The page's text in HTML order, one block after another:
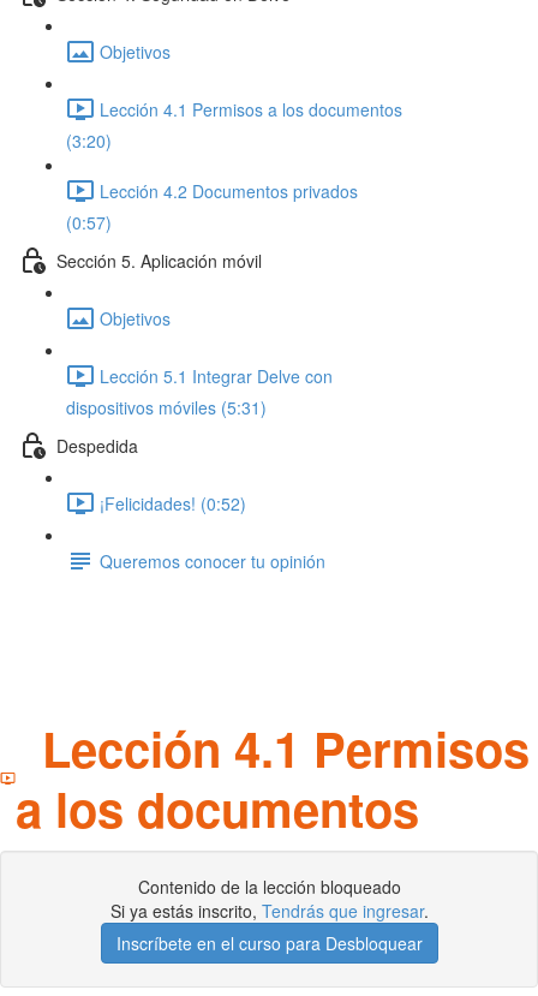
Objetivos
Lección 4.1 Permisos a los documentos
(3:20)
Lección 4.2 Documentos privados
(0:57)
Sección 5. Aplicación móvil
Objetivos
Lección 5.1 Integrar Delve con
dispositivos móviles (5:31)
Despedida
¡Felicidades! (0:52)
Queremos conocer tu opinión
Lección 4.1 Permisos
a los documentos
Contenido de la lección bloqueado
Si ya estás inscrito, Tendrás que ingresar.
Inscríbete en el curso para Desbloquear